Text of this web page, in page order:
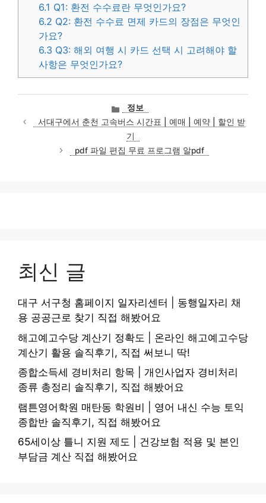
6.1 Q1: 환전 수수료란 무엇인가요?
6.2 Q2: 환전 수수료 면제 카드의 장점은 무엇인
가요?
6.3 Q3: 해외 여행 시 카드 선택 시 고려해야 할
사항은 무엇인가요?
카
테
고
리
정보
서대구에서 춘천 고속버스 시간표 | 예매 | 예약 | 할인 받
기
pdf 파일 편집 무료 프로그램 알pdf
최신 글
대구 서구청 홈페이지 일자리센터 | 동행일자리 채
용 공공근로 찾기 직접 해봤어요
해고예고수당 계산기 정확도 | 온라인 해고예고수당
계산기 활용 솔직후기, 직접 써보니 딱!
종합소득세 경비처리 항목 | 개인사업자 경비처리
종류 총정리 솔직후기, 직접 해봤어요
램튼영어학원 매탄동 학원비 | 영어 내신 수능 토익
종합반 솔직후기, 직접 해봤어요
65세이상 틀니 지원 제도 | 건강보험 적용 및 본인
부담금 계산 직접 해봤어요